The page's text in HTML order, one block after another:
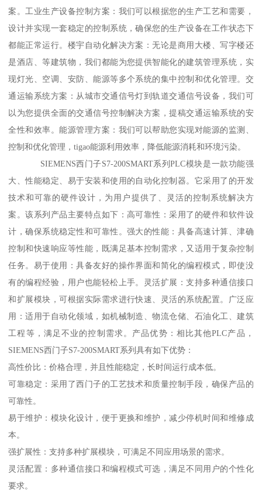
案。工业生产设备控制方案：我们可以根据您的生产工艺和需要，
设计并实现一套稳定的控制系统，确保您的生产设备在工作状态下
都能正常运行。楼宇自动化解决方案：无论是商用大楼、写字楼还
是酒店、等建筑物，我们都能为您提供智能化的建筑管理系统，实
现灯光、空调、安防、能源等多个系统的集中控制和优化管理。交
通运输系统方案：从城市交通信号灯到轨道交通信号设备，我们可
以为您提供全面的交通信号控制解决方案，提稿交通运输系统的安
全性和效率。能源管理方案：我们可以帮助您实现对能源的监测、
控制和优化管理，tigao能源利用效率，降低能源消耗和环境污染。
SIEMENS西门子S7-200SMART系列PLC模块是一款功能强
大、性能稳定、易于安装和使用的自动化控制器。它采用了的开发
技术和可靠的硬件设计，为用户提供了、灵活的控制系统解决方
案。该系列产品主要特点如下：高可靠性：采用了的硬件和软件设
计，确保系统稳定性和可靠性。强大的性能：具备高速计算、津确
控制和快速响应等性能，既满足基本控制需求，又适用于复杂控制
任务。易于使用：具备友好的操作界面和简化的编程模式，即使没
有的编程经验，用户也能轻松上手。灵活扩展：支持多种通信接口
和扩展模块，可根据实际需求进行快速、灵活的系统配置。广泛应
用：适用于自动化领域，如机械制造、物流仓储、石油化工、建筑
工程等，满足不业的控制需求。产品优势：相比其他PLC产品，
SIEMENS西门子S7-200SMART系列具有如下优势：
高性价比：价格合理，并且性能稳定，长时间运行成本低。
可靠稳定：采用了西门子的工艺技术和质量控制手段，确保产品的
可靠性。
易于维护：模块化设计，便于更换和维护，减少停机时间和维修成
本。
强扩展性：支持多种扩展模块，可满足不同应用场景的需求。
灵活配置：多种通信接口和编程模式可选，满足不同用户的个性化
要求。